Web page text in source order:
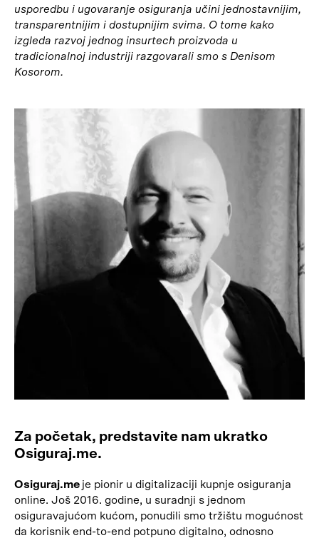
usporedbu i ugovaranje osiguranja učini jednostavnijim,
transparentnijim i dostupnijim svima. O tome kako
izgleda razvoj jednog insurtech proizvoda u
tradicionalnoj industriji razgovarali smo s Denisom
Kosorom.
Za početak, predstavite nam ukratko
Osiguraj.me.
Osiguraj.me je pionir u digitalizaciji kupnje osiguranja
online. Još 2016. godine, u suradnji s jednom
osiguravajućom kućom, ponudili smo tržištu mogućnost
da korisnik end-to-end potpuno digitalno, odnosno